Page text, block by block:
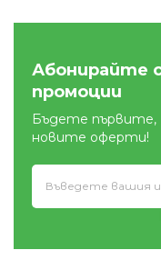
Абонирайте
промоции
Бъдете първите,
новите оферти!